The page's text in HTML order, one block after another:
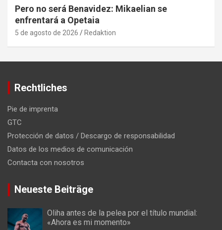
Pero no será Benavidez: Mikaelian se
enfrentará a Opetaia
5 de agosto de 2026 Redaktion
Rechtliches
Pie de imprenta
GTC
Protección de datos / Descargo de responsabilidad
Datos de los medios de comunicación
Contacta con nosotros
Neueste Beiträge
Oliha antes de la pelea por el título mundial:
«Ahora es mi momento»